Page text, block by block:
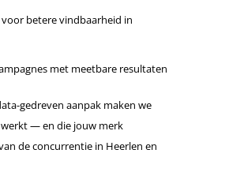
voor betere vindbaarheid in
met meetbare resultaten
gedreven aanpak maken we
— en die jouw merk
de concurrentie in Heerlen en